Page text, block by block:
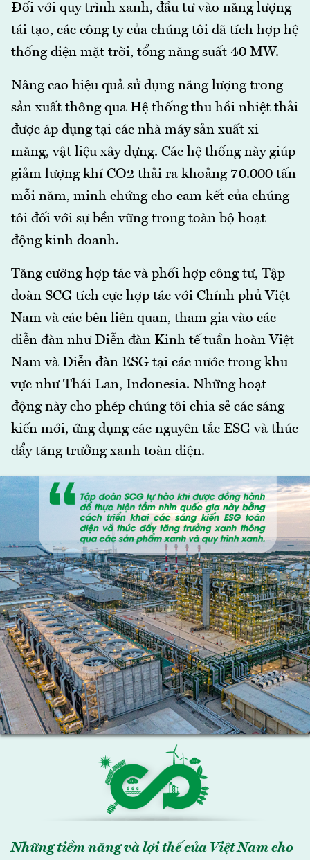
Đối với quy trình xanh, đầu tư vào năng lượng
tái tạo, các công ty của chúng tôi đã tích hợp hệ
thống điện mặt trời, tổng năng suất 40 MW.
Nâng cao hiệu quả sử dụng năng lượng trong
sản xuất thông qua Hệ thống thu hồi nhiệt thải
được áp dụng tại các nhà máy sản xuất xi
măng, vật liệu xây dựng. Các hệ thống này giúp
giảm lượng khí CO2 thải ra khoảng 70.000 tấn
mỗi năm, minh chứng cho cam kết của chúng
tôi đối với sự bền vững trong toàn bộ hoạt
động kinh doanh.
Tăng cường hợp tác và phối hợp công tư, Tập
đoàn SCG tích cực hợp tác với Chính phủ Việt
Nam và các bên liên quan, tham gia vào các
diễn đàn như Diễn đàn Kinh tế tuần hoàn Việt
Nam và Diễn đàn ESG tại các nước trong khu
vực như Thái Lan, Indonesia. Những hoạt
động này cho phép chúng tôi chia sẻ các sáng
kiến mới, ứng dụng các nguyên tắc ESG và thúc
đẩy tăng trưởng xanh toàn diện.
Những tiềm năng và lợi thế của Việt Nam cho